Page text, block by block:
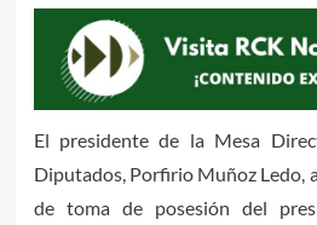
El presidente de la Mesa
Diputados, Porfirio Muñoz Ledo,
de toma de posesión del